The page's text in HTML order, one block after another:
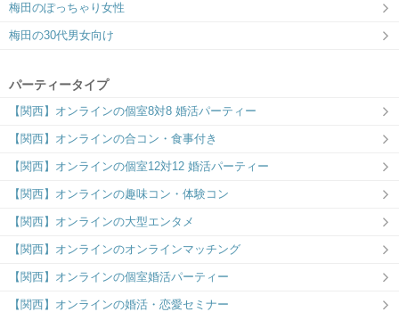
梅田のぽっちゃり女性
梅田の30代男女向け
パーティータイプ
【関西】オンラインの個室8対8 婚活パーティー
【関西】オンラインの合コン・食事付き
【関西】オンラインの個室12対12 婚活パーティー
【関西】オンラインの趣味コン・体験コン
【関西】オンラインの大型エンタメ
【関西】オンラインのオンラインマッチング
【関西】オンラインの個室婚活パーティー
【関西】オンラインの婚活・恋愛セミナー